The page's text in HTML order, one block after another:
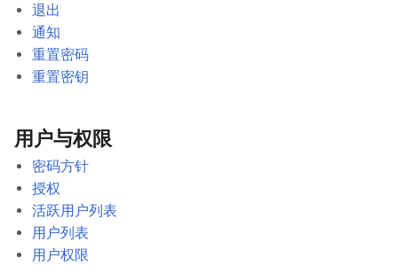
退出
通知
重置密码
重置密钥
用户与权限
密码方针
授权
活跃用户列表
用户列表
用户权限